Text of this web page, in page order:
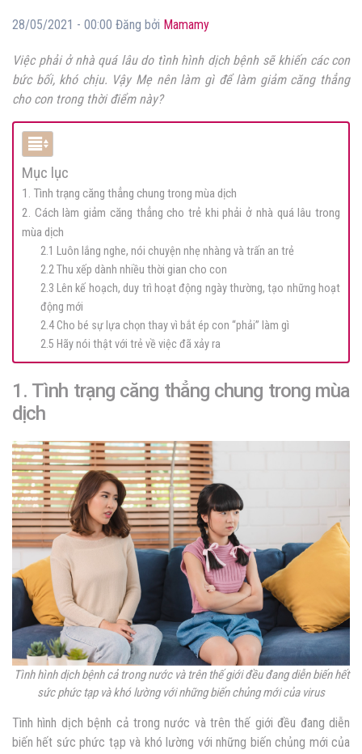
28/05/2021 - 00:00 Đăng bởi Mamamy
Việc phải ở nhà quá lâu do tình hình dịch bệnh sẽ khiến các con
bức bối, khó chịu. Vậy Mẹ nên làm gì để làm giảm căng thẳng
cho con trong thời điểm này?
Mục lục
1. Tình trạng căng thẳng chung trong mùa dịch
2. Cách làm giảm căng thẳng cho trẻ khi phải ở nhà quá lâu trong
mùa dịch
2.1 Luôn lắng nghe, nói chuyện nhẹ nhàng và trấn an trẻ
2.2 Thu xếp dành nhiều thời gian cho con
2.3 Lên kế hoạch, duy trì hoạt động ngày thường, tạo những hoạt
động mới
2.4 Cho bé sự lựa chọn thay vì bắt ép con “phải” làm gì
2.5 Hãy nói thật với trẻ về việc đã xảy ra
1. Tình trạng căng thẳng chung trong mùa
dịch
Tình hình dịch bệnh cả trong nước và trên thế giới đều đang diễn biến hết
sức phức tạp và khó lường với những biến chủng mới của virus
Tình hình dịch bệnh cả trong nước và trên thế giới đều đang diễn
biến hết sức phức tạp và khó lường với những biến chủng mới của